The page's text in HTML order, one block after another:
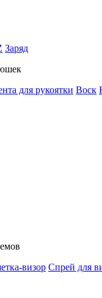
Заряд
для рукоятки Воск
визор Спрей для